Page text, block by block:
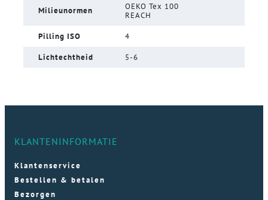
Milieunormen
OEKO Tex 100
REACH
Pilling ISO 4
Lichtechtheid 5-6
KLANTENINFORMATIE
Klantenservice
Bestellen & betalen
Bezorgen